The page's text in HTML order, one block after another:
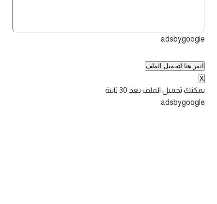
adsbygoogle
انقر هنا لتحميل الملف
X
يمكنك تحميل الملف بعد 30 ثانية
adsbygoogle